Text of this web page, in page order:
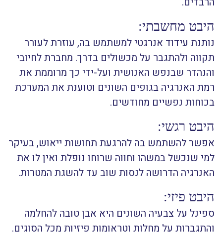
היבט מחשבתי:
נותנת עידוד אנרגטי למשתמש בה, עוזרת לעורר
תקווה ולהתגבר על מכשולים בדרך. מחברת לחיובי
והנהדר שבנפש האנושית ועל-ידי כך מרוממת את
רמת האנרגיה בגופים השונים וטוענת את המערכת
בכוחות נפשיים מחודשים.
היבט רגשי:
אפשר להשתמש בה להרגעת תחושות ייאוש, בעיקר
למי שנכשל במשהו וחווה שרוחו נופלת ואין לו את
האנרגיה הדרושה לנסות שוב עד להשגת המטרות.
היבט פיזי:
ספינל על צבעיה השונים היא אבן טובה להחלמה
והתגברות על מחלות וטראומות פיזיות מכל הסוגים.